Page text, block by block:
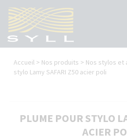
contenu
principal
Vous
êtes
Accueil > Nos produits > Nos stylos et
stylo Lamy SAFARI Z50 acier poli
PLUME POUR STYLO
ACIER